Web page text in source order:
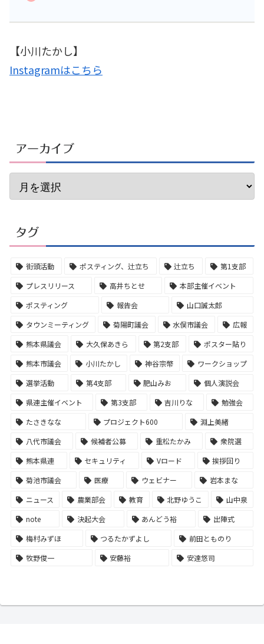
【小川たかし】
Instagramはこちら
アーカイブ
タグ
街頭活動 ポスティング、辻立ち 辻立ち
第1支部
プレスリリース
高井ちとせ
本部主催イベント
ポスティング
報告会
山口誠太郎
タウンミーティング
菊陽町議会 水俣市議会
広報
熊本県議会
大久保あきら 第2支部
ポスター貼り
熊本市議会
小川たかし 神谷宗幣
ワークショップ
選挙活動
第4支部 肥山みお
個人演説会
県連主催イベント
第3支部 吉川りな
勉強会
たさきなな
プロジェクト600
淵上美緒
八代市議会
候補者公募 重松たかみ
衆院選
熊本県連
セキュリティ Vロード
挨拶回り
菊池市議会
医療 ウェビナー
岩本まな
ニュース
農業部会 教育 北野ゆうこ
山中泉
note
決起大会 あんどう裕
出陣式
梅村みずほ
つるたかずよし
前田とものり
牧野俊一
安藤裕 安達悠司